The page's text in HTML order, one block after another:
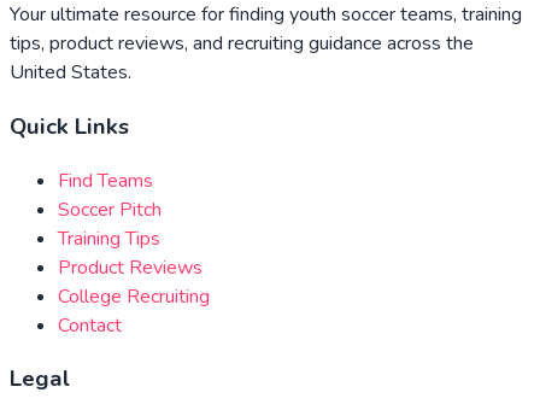
Your ultimate resource for finding youth soccer teams, training
tips, product reviews, and recruiting guidance across the
United States.
Quick Links
Find Teams
Soccer Pitch
Training Tips
Product Reviews
College Recruiting
Contact
Legal